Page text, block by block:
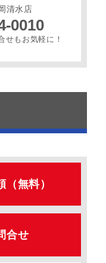
清水店
0010
せもお気軽に！
（無料）
合せ